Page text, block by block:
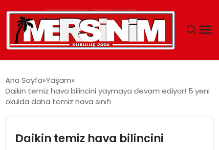
YAŞAM
Ana Sayfa Yaşam
Daikin temiz hava bilincini yaymaya devam ediyor! 5 yeni
okulda daha temiz hava sınıfı
Daikin temiz hava bilincini